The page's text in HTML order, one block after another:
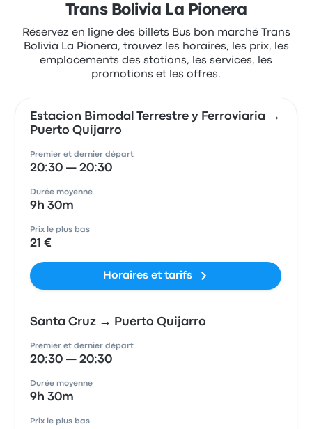
Trans Bolivia La Pionera
Réservez en ligne des billets Bus bon marché Trans
Bolivia La Pionera, trouvez les horaires, les prix, les
emplacements des stations, les services, les
promotions et les offres.
Estacion Bimodal Terrestre y Ferroviaria →
Puerto Quijarro
Premier et dernier départ
20:30 — 20:30
Durée moyenne
9h 30m
Prix le plus bas
21 €
Horaires et tarifs
Santa Cruz → Puerto Quijarro
Premier et dernier départ
20:30 — 20:30
Durée moyenne
9h 30m
Prix le plus bas